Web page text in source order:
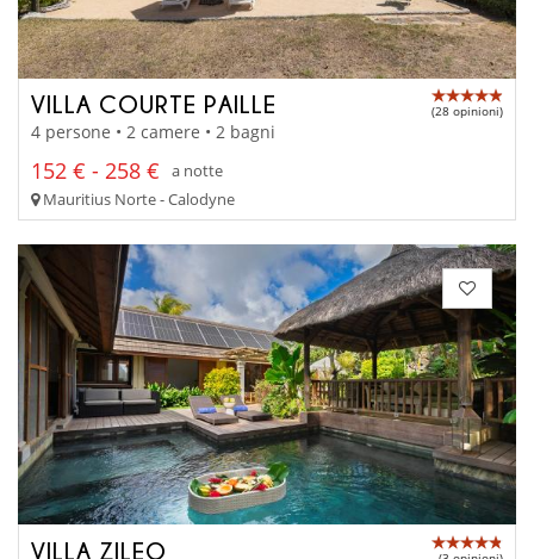
VILLA COURTE PAILLE (28 opinioni)
4 persone • 2 camere • 2 bagni
152 € - 258 €
a notte
Mauritius Norte - Calodyne
VILLA ZILEO